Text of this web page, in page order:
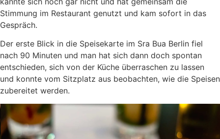
Stimmung im Restaurant genutzt und kam sofort in das
Gespräch.
Der erste Blick in die Speisekarte im Sra Bua Berlin fiel
nach 90 Minuten und man hat sich dann doch spontan
entschieden, sich von der Küche überraschen zu lassen
und konnte vom Sitzplatz aus beobachten, wie die Speisen
zubereitet werden.
Es ist gerade in der heutigen Zeit eine Art, die wunderbar
ist und sich in immer mehr Restaurants durchgesetzt hat.
Eine transparente Küche – keine Geheimnisse und immer